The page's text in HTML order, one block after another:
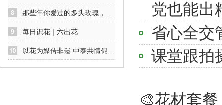
那些年你爱过的多头玫瑰，你最爱哪一款
每日识花｜六出花
以花为媒传非遗 中泰共情促交流
党也能出
省心全交
课堂跟拍
🎨花材套